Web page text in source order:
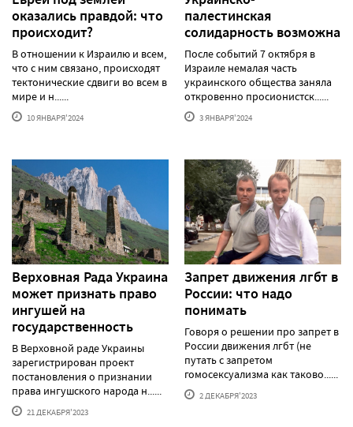
оказались правдой: что
происходит?
В отношении к Израилю и всем,
что с ним связано, происходят
тектонические сдвиги во всем в
мире и н......
10 ЯНВАРЯ'2024
палестинская
солидарность возможна
После событий 7 октября в
Израиле немалая часть
украинского общества заняла
откровенно просионистск......
3 ЯНВАРЯ'2024
Верховная Рада Украина
может признать право
ингушей на
государственность
В Верховной раде Украины
зарегистрирован проект
постановления о признании
права ингушского народа н......
21 ДЕКАБРЯ'2023
Запрет движения лгбт в
России: что надо
понимать
Говоря о решении про запрет в
России движения лгбт (не
путать с запретом
гомосексуализма как таково......
2 ДЕКАБРЯ'2023